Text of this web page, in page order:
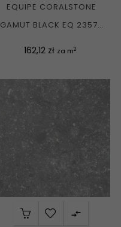
EQUIPE CORALSTONE
GAMUT BLACK EQ 23576
Cena
162,12 zł za m2
